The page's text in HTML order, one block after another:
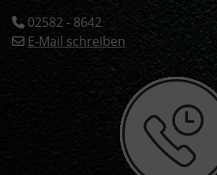
02582 - 8642
E-Mail schreiben